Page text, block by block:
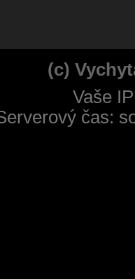
(c)
Vaše
čas: